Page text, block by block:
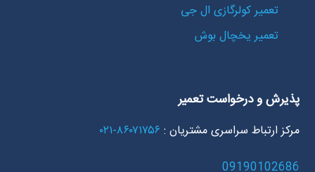
تعمیر کولرگازی ال جی
تعمیر یخچال بوش
پذیرش و درخواست تعمیر
مرکز ارتباط سراسری مشتریان : ۸۶۰۷۱۷۵۶-۰۲۱
09190102686